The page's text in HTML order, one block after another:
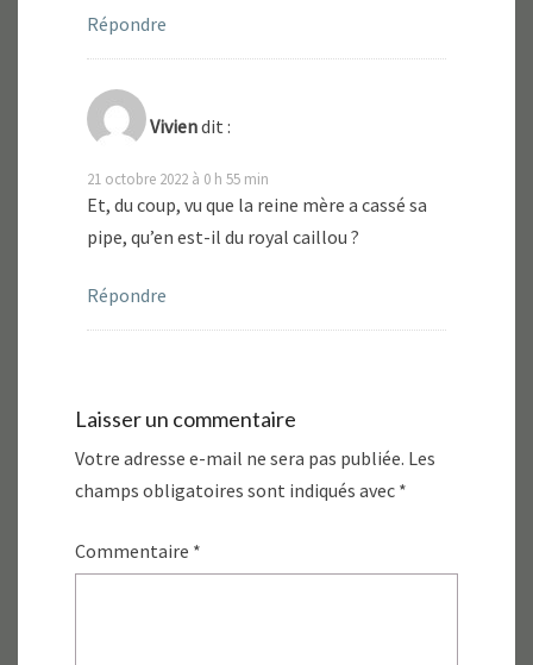
Répondre
Viviendit :
21 octobre 2022 à 0 h 55 min
Et, du coup, vu que la reine mère a cassé sa
pipe, qu’en est-il du royal caillou ?
Répondre
Laisser un commentaire
Votre adresse e-mail ne sera pas publiée. Les
champs obligatoires sont indiqués avec *
Commentaire *